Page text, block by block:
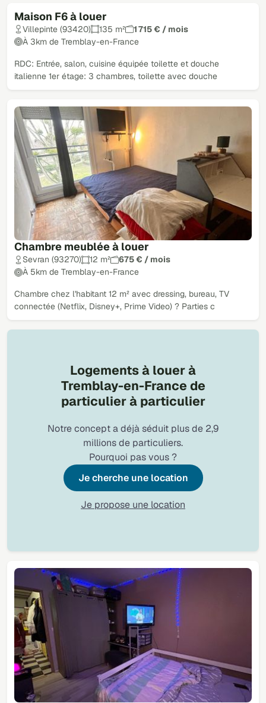
Maison F6 à louer
Villepinte (93420) 135 m²
1 715 € / mois
À 3km de Tremblay-en-France
RDC: Entrée, salon, cuisine équipée toilette et douche
italienne 1er étage: 3 chambres, toilette avec douche
Chambre meublée à louer
Sevran (93270) 12 m²
675 € / mois
À 5km de Tremblay-en-France
Chambre chez l'habitant 12 m² avec dressing, bureau, TV
connectée (Netflix, Disney+, Prime Video) ? Parties c
Logements à louer à
Tremblay-en-France de
particulier à particulier
Notre concept a déjà séduit plus de 2,9
millions de particuliers.
Pourquoi pas vous ?
Je cherche une location
Je propose une location